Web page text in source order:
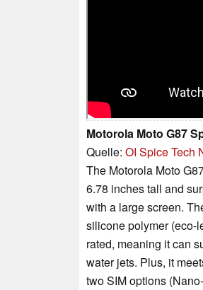
Motorola Moto G87
Quelle: OI Spice Tech
The Motorola Moto
6.78 inches tall and
with a large screen.
silicone polymer (eco-
rated, meaning it can
water jets. Plus, it
two SIM options